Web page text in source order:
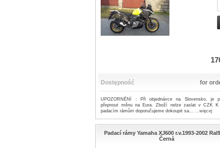
Dostępność for
UPOZORNĚNÍ : Při objednávce na Slovensko, je
přepnout měnu na Eura. Zboží nelze zaslat v CZK K
padacím rámům doporučujeme dokoupit sa......więcej
Padací rámy Yamaha XJ600 r.v.1993-2002
Černá